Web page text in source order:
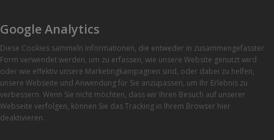
Google Analytics
Diese Cookies sammeln Informationen, die entweder in zusammengefasster
Form verwendet werden, um zu erfassen, wie unsere Website genutzt wird
oder wie effektiv unsere Marketingkampagnen sind, oder dabei zu helfen,
unsere Webseite und Anwendung für Sie anzupassen, um Ihr Erlebnis zu
verbessern. Wenn Sie nicht möchten, dass wir Ihren Besuch auf unserer
Webseite verfolgen, können Sie das Tracking in Ihrem Browser hier
deaktivieren.